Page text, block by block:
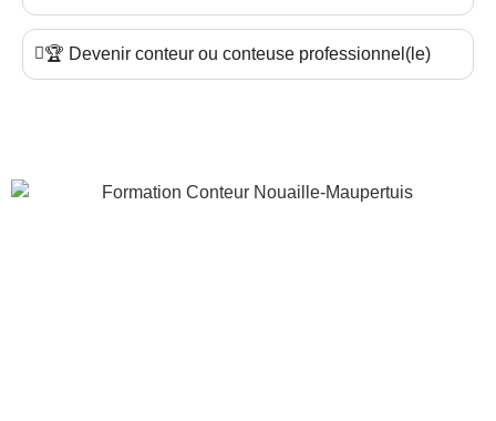
🏆 Devenir conteur ou conteuse professionnel(le)